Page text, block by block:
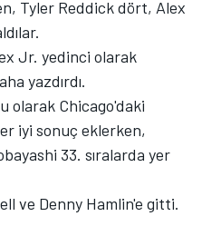
Tyler Reddickdört, Alex
Jr. yedinci olarak
yazdırdı.
olarak Chicago'daki
iyi sonuç eklerken,
33. sıralarda yer
ve Denny Hamlin'e gitti.